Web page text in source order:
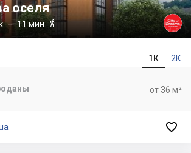
оселя
– 11 мин.
1К 2К
от 36 м²
